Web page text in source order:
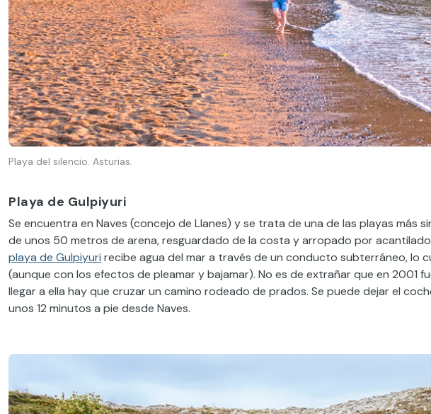
Playa del silencio. Asturias.
Playa de Gulpiyuri
Se encuentra en Naves (concejo de Llanes) y se trata de una de las playas más
de unos 50 metros de arena, resguardado de la costa y arropado por
playa de Gulpiyuri recibe agua del mar a través de un conducto subterráneo, lo
(aunque con los efectos de pleamar y bajamar). No es de extrañar que en 2001
llegar a ella hay que cruzar un camino rodeado de prados. Se puede dejar el
unos 12 minutos a pie desde Naves.